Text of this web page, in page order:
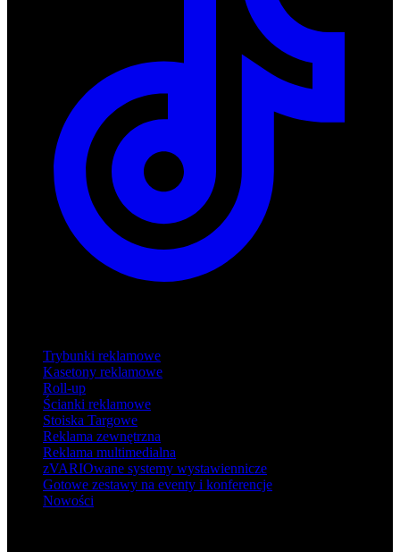
Trybunki reklamowe
Kasetony reklamowe
Roll-up
Ścianki reklamowe
Stoiska Targowe
Reklama zewnętrzna
Reklama multimedialna
zVARIOwane systemy wystawiennicze
Gotowe zestawy na eventy i konferencje
Nowości